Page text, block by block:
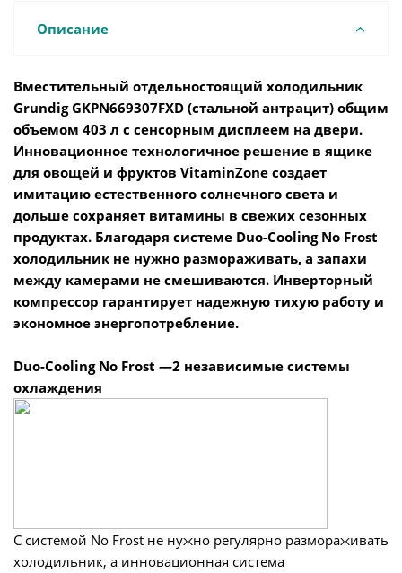
Описание
Вместительный отдельностоящий холодильник
Grundig GKPN669307FXD (стальной антрацит) общим
объемом 403 л с сенсорным дисплеем на двери.
Инновационное технологичное решение в ящике
для овощей и фруктов VitaminZone создает
имитацию естественного солнечного света и
дольше сохраняет витамины в свежих сезонных
продуктах. Благодаря системе Duo-Cooling No Frost
холодильник не нужно размораживать, а запахи
между камерами не смешиваются. Инверторный
компрессор гарантирует надежную тихую работу и
экономное энергопотребление.
Duo-Cooling No Frost —2 независимые системы
охлаждения
С системой No Frost не нужно регулярно размораживать
холодильник, а инновационная система